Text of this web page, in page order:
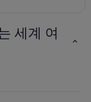
세계 여